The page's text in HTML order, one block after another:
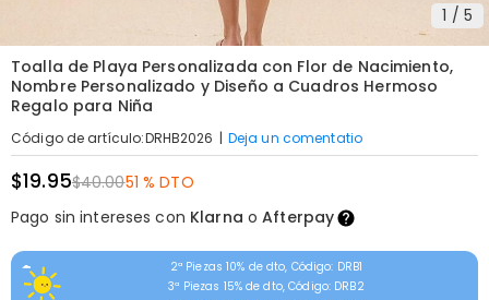
1 / 5
Toalla de Playa Personalizada con Flor de Nacimiento,
Nombre Personalizado y Diseño a Cuadros Hermoso
Regalo para Niña
Código de artículo:DRHB2026 | Deja un comentatio
$19.95$40.0051 % DTO
Pago sin intereses con Klarna oAfterpay
2ª Piezas 10% de dto, Código: DRB1
3ª Piezas 15% de dto, Código: DRB2